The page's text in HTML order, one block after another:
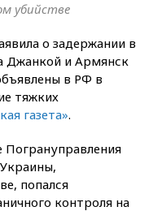
убийстве
о задержании в
Джанкой и Армянск
в РФ в
тяжких
газета».
Погрануправления
попался
контроля на